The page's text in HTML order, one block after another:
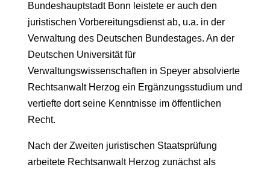
Bundeshauptstadt Bonn leistete er auch den
juristischen Vorbereitungsdienst ab, u.a. in der
Verwaltung des Deutschen Bundestages. An der
Deutschen Universität für
Verwaltungswissenschaften in Speyer absolvierte
Rechtsanwalt Herzog ein Ergänzungsstudium und
vertiefte dort seine Kenntnisse im öffentlichen
Recht.
Nach der Zweiten juristischen Staatsprüfung
arbeitete Rechtsanwalt Herzog zunächst als